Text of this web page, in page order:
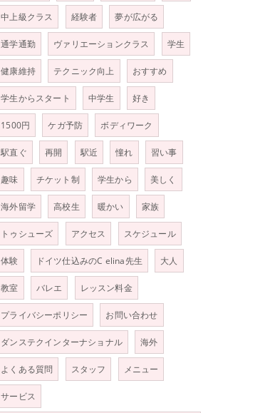
中上級クラス 経験者 夢が広がる
通学通勤 ヴァリエーションクラス 学生
健康維持 テクニック向上 おすすめ
学生からスタート 中学生 好き
1500円 ケガ予防 ボディワーク
駅直ぐ 再開 駅近 憧れ 習い事
趣味 チケット制 学生から 美しく
海外留学 高校生 暖かい 家族
トゥシューズ アクセス スケジュール
体験 ドイツ仕込みのC elina先生 大人
教室 バレエ レッスン料金
プライバシーポリシー お問い合わせ
ダンステクインターナショナル 海外
よくある質問 スタッフ メニュー
サービス